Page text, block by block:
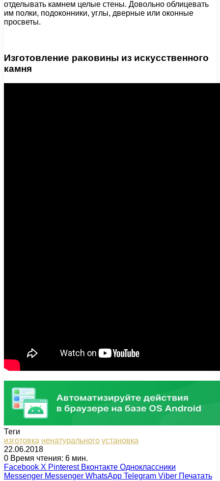
отделывать камнем целые стены. Довольно облицевать
им полки, подоконники, углы, дверные или оконные
просветы.
Изготовление раковины из искусственного
камня
Теги
изготовка ненатурального установка
22.06.2018
0 Время чтения: 6 мин.
Facebook X Pinterest Вконтакте Одноклассники
Messenger Messenger WhatsApp Telegram Viber Печатать